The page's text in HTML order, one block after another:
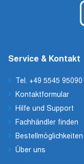
Service & Kontakt
Tel. +49 5545 95090
Kontaktformular
Hilfe und Support
Fachhändler finden
Bestellmöglichkeiten
Über uns